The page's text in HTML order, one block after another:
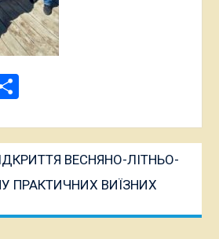
Поділитися
ВЕСНЯНО-ЛІТНЬО-
ПРАКТИЧНИХ ВИЇЗНИХ